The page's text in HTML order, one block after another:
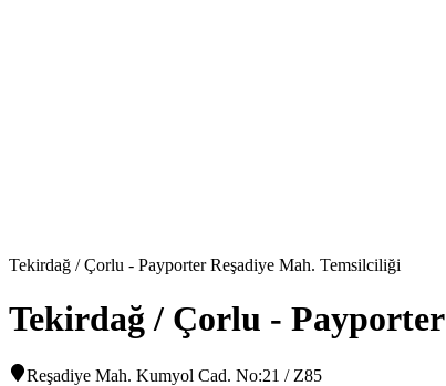
Tekirdağ / Çorlu - Payporter Reşadiye Mah. Temsilciliği
Tekirdağ / Çorlu -
Reşadiye Mah. Kumyol Cad. No:21 / Z85